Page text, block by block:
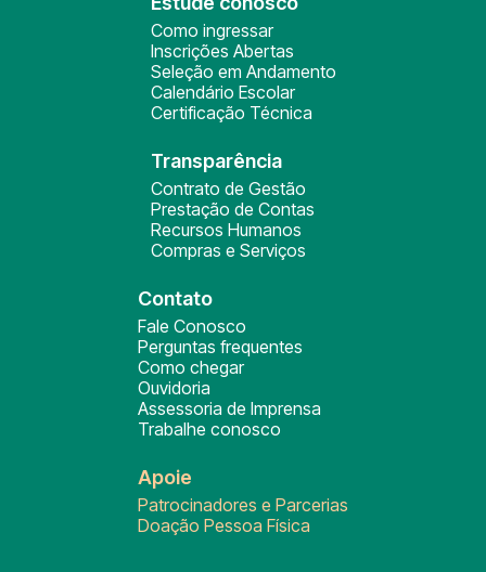
Como ingressar
Inscrições Abertas
Seleção em Andamento
Calendário Escolar
Certificação Técnica
Transparência
Contrato de Gestão
Prestação de Contas
Recursos Humanos
Compras e Serviços
Contato
Fale Conosco
Perguntas frequentes
Como chegar
Ouvidoria
Assessoria de Imprensa
Trabalhe conosco
Apoie
Patrocinadores e Parcerias
Doação Pessoa Física